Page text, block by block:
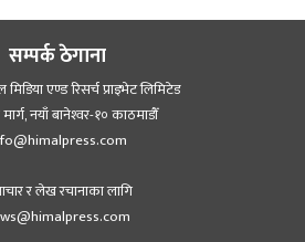
सम्पर्क ठेगाना
एण्ड रिसर्च प्राइभेट लिमिटेड
नयाँ बानेश्‍वर-१० काठमाडौँ
र लेख रचानाका लागि